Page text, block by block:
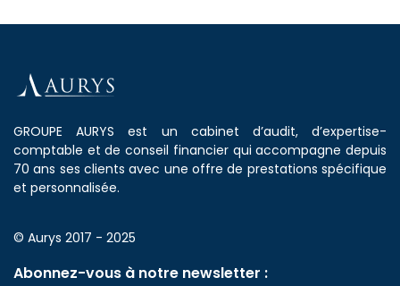
GROUPE AURYS est un cabinet d’audit, d’expertise-
comptable et de conseil financier qui accompagne depuis
70 ans ses clients avec une offre de prestations spécifique
et personnalisée.
© Aurys 2017 - 2025
Abonnez-vous à notre newsletter :